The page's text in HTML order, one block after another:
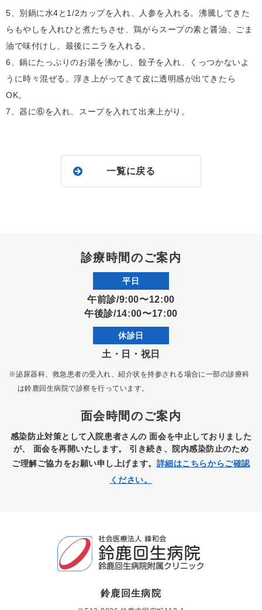
5、別鍋に水4と1/2カップを入れ、人参を入れる。沸騰してきた
らもやしを入れひと煮たちさせ、鶏がらスープの素と醤油、ごま
油で味付けし、最後にニラを入れる。
6、鍋にたっぷりのお湯を沸かし、餃子を入れ、くっつかないよ
うに時々混ぜる。浮き上がってきて皮に透明感が出てきたら
OK。
7、器に⑥を入れ、スープを入れて出来上がり。
一覧に戻る
診療時間のご案内
平日
午前診/9:00〜12:00
午後診/14:00〜17:00
休診日
土・日・祝日
※泌尿器科、救急患者の受入れ、紹介状を持参される場合に一部の診療科
は鈴鹿回生病院で診察を行っています。
面会時間のご案内
感染防止対策として入院患者さんの面会を中止しておりました
が、 面会を再開いたします。 引き続き、院内感染防止のため
ご理解ご協力をお願い申し上げます。 詳細はこちらからご確認
ください。
鈴鹿回生病院